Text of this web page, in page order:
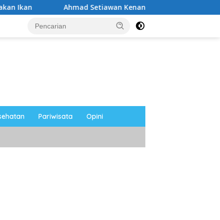
Ahmad Setiawan Kenang M. Sholeh: Pejuang Keadilan “No
Pariwisata Opini